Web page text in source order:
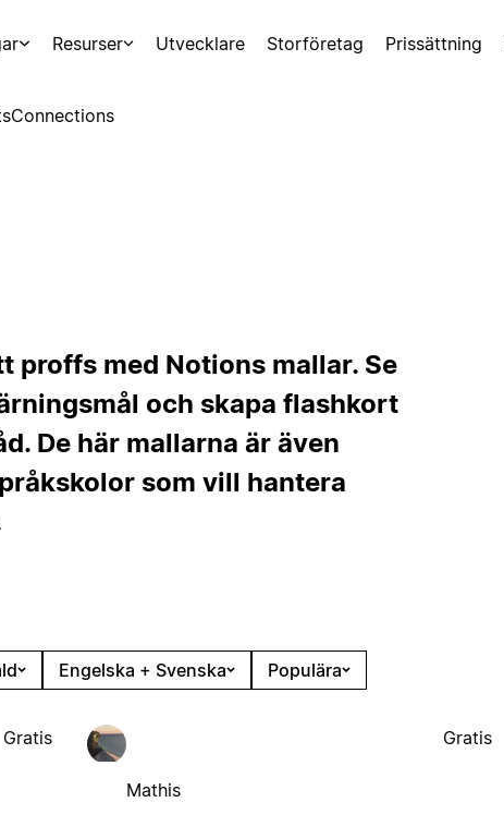
Resurser Utvecklare Storföretag Prissättning
Connections
proffs med Notions mallar. Se
och skapa flashkort
De här mallarna är även
som vill hantera
Engelska + Svenska Populära
Gratis
Mathis
Gratis